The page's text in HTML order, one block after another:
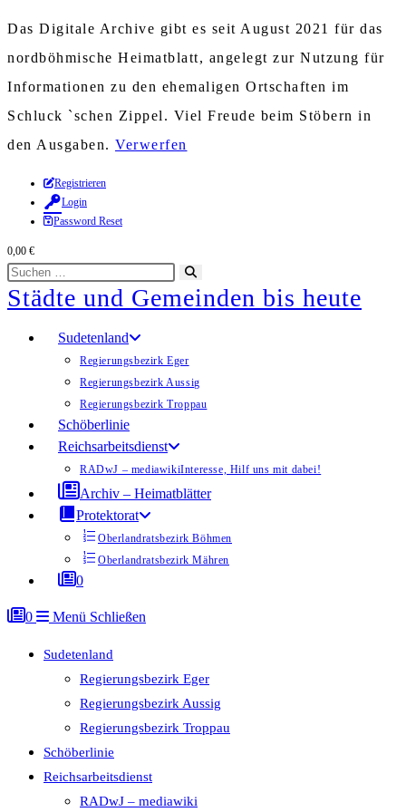
Das Digitale Archive gibt es seit August 2021 für das
nordböhmische Heimatblatt, angelegt zur Nutzung für
Informationen zu den ehemaligen Ortschaften im
Schluck `schen Zippel. Viel Freude beim Stöbern in
den Ausgaben. Verwerfen
Zum
Inhalt
springen
Registrieren
Login
Password Reset
0,00 €
Diese
Website
durchsuchen
starten
Städte und Gemeinden bis heute
Sudetenland
Regierungsbezirk Eger
Regierungsbezirk Aussig
Regierungsbezirk Troppau
Schöberlinie
Reichsarbeitsdienst
RADwJ – mediawikiInteresse, Hilf uns mit dabei!
Archiv – Heimatblätter
Protektorat
Oberlandratsbezirk Böhmen
Oberlandratsbezirk Mähren
0
0 Menü Schließen
Sudetenland
Regierungsbezirk Eger
Regierungsbezirk Aussig
Regierungsbezirk Troppau
Schöberlinie
Reichsarbeitsdienst
RADwJ – mediawiki